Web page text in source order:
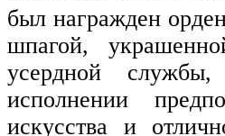
был награжден
шпагой,
усердной
исполнении
искусства и